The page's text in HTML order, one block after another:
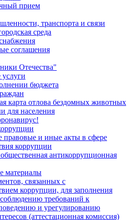
прием
транспорта и связи
среда
соглашения
Отечества"
бюджета
карта отлова бездомных животных
для населения
и иные акты в сфере
коррупции
антикоррупционная
материалы
связанных с
коррупции, для заполнения
требований к
и урегулированию
(аттестационная комиссия)